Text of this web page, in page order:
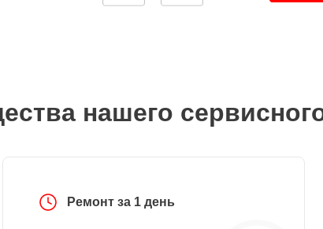
нашего
Ремонт за 1 день